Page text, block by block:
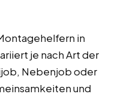
in
je nach Art der
Nebenjob oder
und